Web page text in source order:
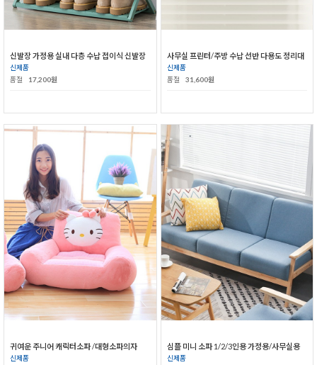
신발장 가정용 실내 다층 수납 접이식 신발장
신제품
품절
17,200원
사무실 프린터/주방 수납 선반 다용도 정리대
신제품
품절
31,600원
귀여운 주니어 캐릭터소파 /대형소파의자
신제품
심플 미니 소파 1/2/3인용 가정용/사무실용
신제품